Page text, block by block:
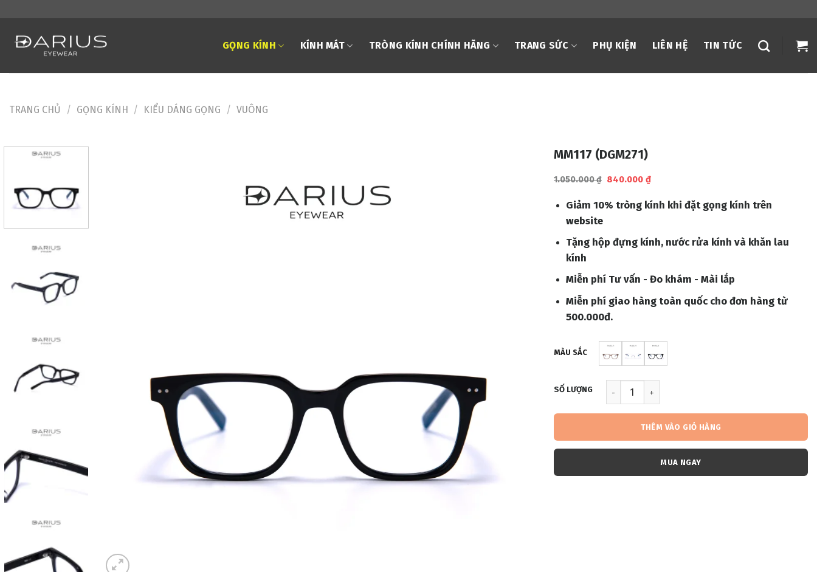
content
GỌNG KÍNH KÍNH MÁT TRÒNG KÍNH CHÍNH HÃNG TRANG SỨC PHỤ KIỆN LIÊN HỆ TIN TỨC
TRANG CHỦ / GỌNG KÍNH / KIỂU DÁNG GỌNG / VUÔNG
MM117 (DGM271)
1.050.000₫ Giá
1.050.000 ₫.
840.000₫Giá
tại
là:
Giảm 10% tròng kính khi đặt gọng kính trên
website
Tặng hộp đựng kính, nước rửa kính và khăn lau
kính
Miễn phí Tư vấn - Đo khám - Mài lắp
Miễn phí giao hàng toàn quốc cho đơn hàng từ
500.000đ.
MÀU SẮC
MM117 (DGM271) số lượng
THÊM VÀO GIỎ HÀNG
MUA NGAY